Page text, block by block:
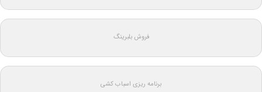
فروش بلبرینگ
برنامه ریزی اسباب کشی